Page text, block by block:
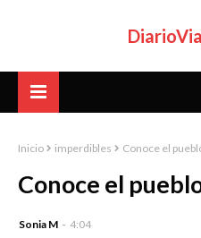
Inicio imperdibles Conoce el
Conoce el
Sonia M 4:04